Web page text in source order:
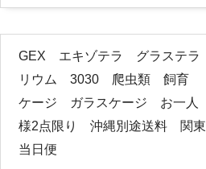
GEX エキゾテラ グラステラ
リウム 3030 爬虫類 飼育
ケージ ガラスケージ お一人
様2点限り 沖縄別途送料 関東
当日便